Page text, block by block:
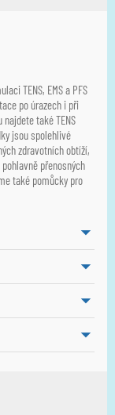
TENS, EMS a PFS
po úrazech i při
také TENS
jsou spolehlivé
zdravotních obtíží,
přenosných
také pomůcky pro